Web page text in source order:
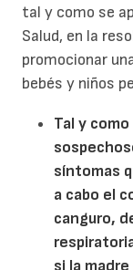
tal y como se
Salud, en la
promocionar
bebés y niños
Tal y
síntomas
a cabo el
canguro,
si la